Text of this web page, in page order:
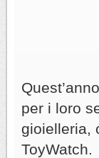
per i loro
gioielleria,
ToyWatch.